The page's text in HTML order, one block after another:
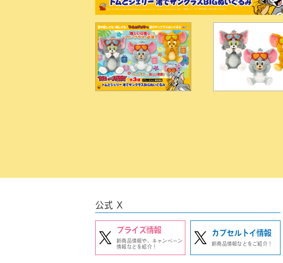
公式 X
プライズ情報
新商品情報や、キャンペーン
情報などを紹介！
カプセルトイ情報
新商品情報などをご紹介！